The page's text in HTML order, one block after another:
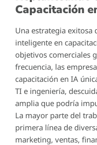
Capacitación
Una estrategia
inteligente en
objetivos comerciales
frecuencia, las
capacitación en IA
TI e ingeniería,
amplia que podría
La mayor parte del
primera línea de
marketing, ventas,